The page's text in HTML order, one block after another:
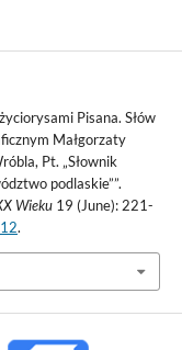
Pisana. Słów
Małgorzaty
Pt. „Słownik
podlaskie””.
Wieku19 (June): 221-
.